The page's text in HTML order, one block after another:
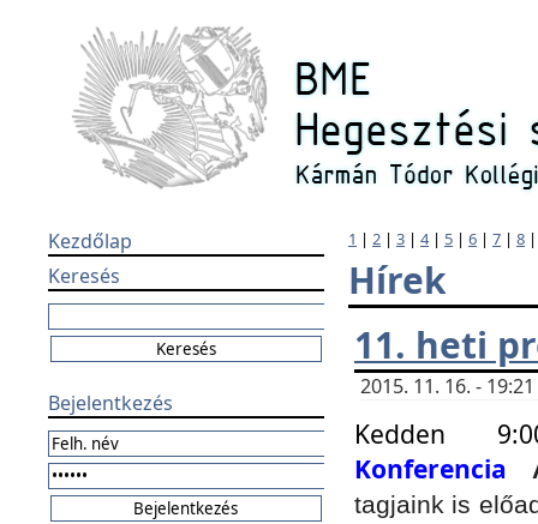
Kezdőlap
Keresés
Bejelentkezés
1 | 2 | 3 | 4| 5 | 6 | 7 | 8
Hírek
11. heti
2015. 11. 16. -
Kedden
Konferencia
tagjaink is